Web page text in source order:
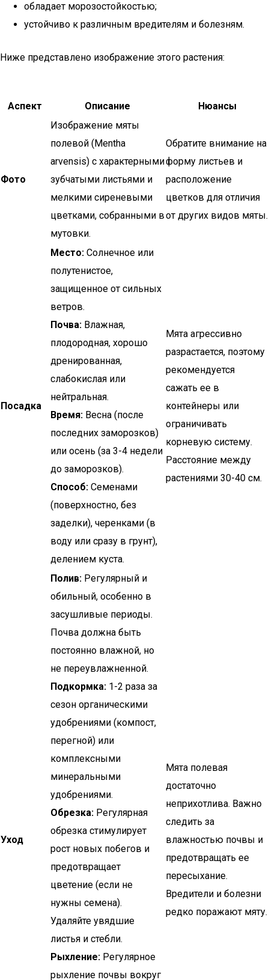
обладает морозостойкостью;
устойчиво к различным вредителям и болезням.
Ниже представлено изображение этого растения:
Аспект Описание Нюансы
Фото
Изображение мяты
полевой (Mentha
arvensis) с характерными
зубчатыми листьями и
мелкими сиреневыми
цветками, собранными в
мутовки.
Обратите внимание на
форму листьев и
расположение
цветков для отличия
от других видов мяты.
Посадка
Место: Солнечное или
полутенистое,
защищенное от сильных
ветров.
Почва: Влажная,
плодородная, хорошо
дренированная,
слабокислая или
нейтральная.
Время: Весна (после
последних заморозков)
или осень (за 3-4 недели
до заморозков).
Способ: Семенами
(поверхностно, без
заделки), черенками (в
воду или сразу в грунт),
делением куста.
Мята агрессивно
разрастается, поэтому
рекомендуется
сажать ее в
контейнеры или
ограничивать
корневую систему.
Расстояние между
растениями 30-40 см.
Уход
Полив: Регулярный и
обильный, особенно в
засушливые периоды.
Почва должна быть
постоянно влажной, но
не переувлажненной.
Подкормка: 1-2 раза за
сезон органическими
удобрениями (компост,
перегной) или
комплексными
минеральными
удобрениями.
Обрезка: Регулярная
обрезка стимулирует
рост новых побегов и
предотвращает
цветение (если не
нужны семена).
Удаляйте увядшие
листья и стебли.
Рыхление: Регулярное
рыхление почвы вокруг
Мята полевая
достаточно
неприхотлива. Важно
следить за
влажностью почвы и
предотвращать ее
пересыхание.
Вредители и болезни
редко поражают мяту.